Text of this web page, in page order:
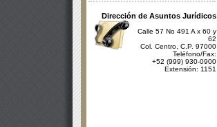
Dirección de Asuntos Jurídicos
Calle 57 No 491 A x 60 y
62
Col. Centro, C.P. 97000
Teléfono/Fax:
+52 (999) 930-0900
Extensión: 1151